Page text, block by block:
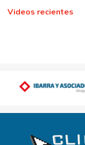
Videos recientes